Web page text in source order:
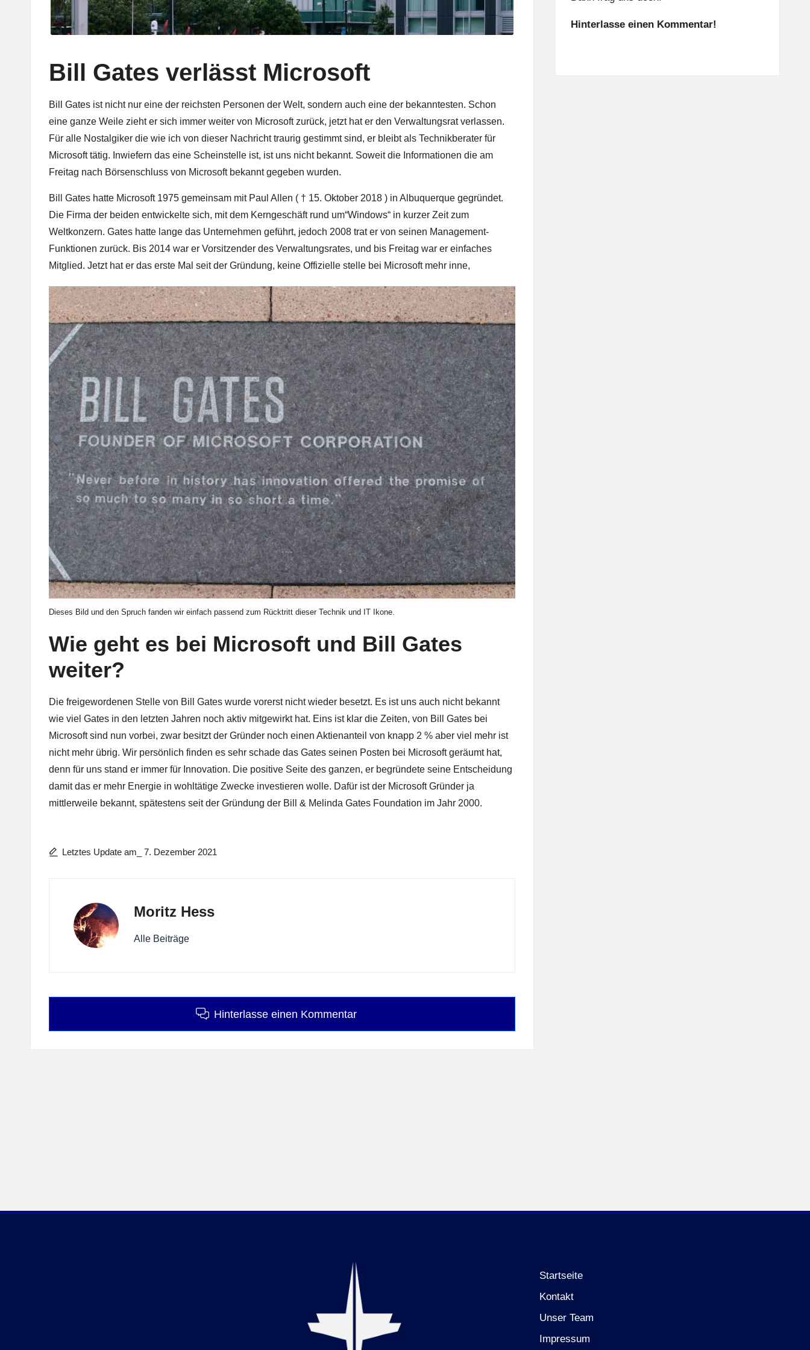
Bill Gates verlässt Microsoft
Bill Gates ist nicht nur eine der reichsten Personen der Welt, sondern auch eine der bekanntesten. Schon
eine ganze Weile zieht er sich immer weiter von Microsoft zurück, jetzt hat er den Verwaltungsrat verlassen.
Für alle Nostalgiker die wie ich von dieser Nachricht traurig gestimmt sind, er bleibt als Technikberater für
Microsoft tätig. Inwiefern das eine Scheinstelle ist, ist uns nicht bekannt. Soweit die Informationen die am
Freitag nach Börsenschluss von Microsoft bekannt gegeben wurden.
Bill Gates hatte Microsoft 1975 gemeinsam mit Paul Allen ( † 15. Oktober 2018 ) in Albuquerque gegründet.
Die Firma der beiden entwickelte sich, mit dem Kerngeschäft rund um“Windows“ in kurzer Zeit zum
Weltkonzern. Gates hatte lange das Unternehmen geführt, jedoch 2008 trat er von seinen Management-
Funktionen zurück. Bis 2014 war er Vorsitzender des Verwaltungsrates, und bis Freitag war er einfaches
Mitglied. Jetzt hat er das erste Mal seit der Gründung, keine Offizielle stelle bei Microsoft mehr inne,
Dieses Bild und den Spruch fanden wir einfach passend zum Rücktritt dieser Technik und IT Ikone.
Wie geht es bei Microsoft und Bill Gates
weiter?
Die freigewordenen Stelle von Bill Gates wurde vorerst nicht wieder besetzt. Es ist uns auch nicht bekannt
wie viel Gates in den letzten Jahren noch aktiv mitgewirkt hat. Eins ist klar die Zeiten, von Bill Gates bei
Microsoft sind nun vorbei, zwar besitzt der Gründer noch einen Aktienanteil von knapp 2 % aber viel mehr ist
nicht mehr übrig. Wir persönlich finden es sehr schade das Gates seinen Posten bei Microsoft geräumt hat,
denn für uns stand er immer für Innovation. Die positive Seite des ganzen, er begründete seine Entscheidung
damit das er mehr Energie in wohltätige Zwecke investieren wolle. Dafür ist der Microsoft Gründer ja
mittlerweile bekannt, spätestens seit der Gründung der Bill & Melinda Gates Foundation im Jahr 2000.
Letztes Update am_ 7. Dezember 2021
Moritz Hess
Alle Beiträge
Hinterlasse einen Kommentar
Hinterlasse einen Kommentar!
Startseite
Kontakt
Unser Team
Impressum